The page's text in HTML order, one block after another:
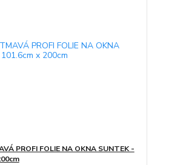
PROFI FOLIE NA OKNA SUNTEK -